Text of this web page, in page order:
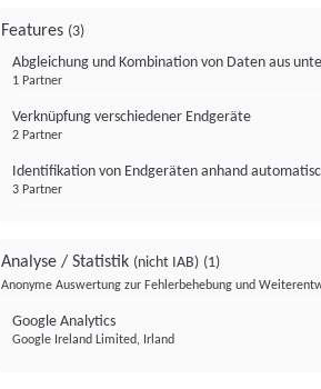
Features (3)
Abgleichung und Kombination von Daten aus
1 Partner
Verknüpfung verschiedener Endgeräte
2 Partner
Identifikation von Endgeräten anhand
3 Partner
Analyse / Statistik (nicht IAB) (1)
Anonyme Auswertung zur Fehlerbehebung und
Google Analytics
Google Ireland Limited, Irland